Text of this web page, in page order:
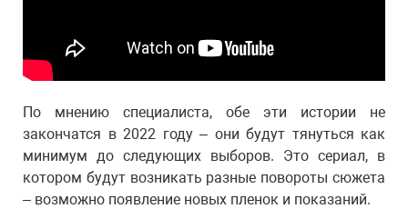
По мнению специалиста, обе эти истории не
закончатся в 2022 году – они будут тянуться как
минимум до следующих выборов. Это сериал, в
котором будут возникать разные повороты сюжета
– возможно появление новых пленок и показаний.